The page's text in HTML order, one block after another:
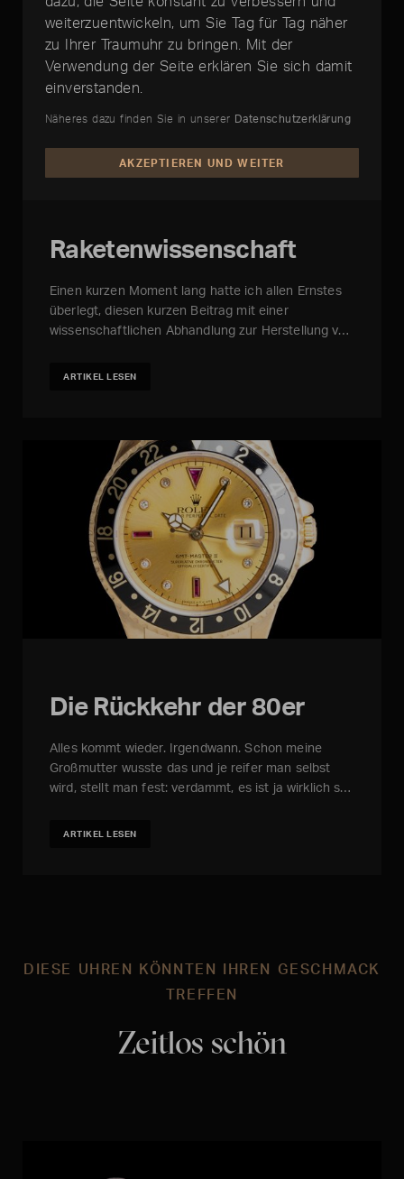
Raketenwissenschaft
Einen kurzen Moment lang hatte ich allen Ernstes
überlegt, diesen kurzen Beitrag mit einer
wissenschaftlichen Abhandlung zur Herstellung v…
ARTIKEL LESEN
Die Rückkehr der 80er
Alles kommt wieder. Irgendwann. Schon meine
Großmutter wusste das und je reifer man selbst
wird, stellt man fest: verdammt, es ist ja wirklich s…
ARTIKEL LESEN
DIESE UHREN KÖNNTEN IHREN GESCHMACK
TREFFEN
Zeitlos schön
weiterzuentwickeln, um Sie Tag für Tag näher
zu Ihrer Traumuhr zu bringen. Mit der
Verwendung der Seite erklären Sie sich damit
einverstanden.
Näheres dazu finden Sie in unserer Datenschutzerklärung
AKZEPTIEREN UND WEITER